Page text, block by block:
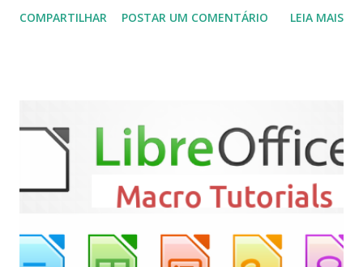
(personal video recorder). A versão final do Kodi 19.5
sudo apt-get install kodi Use o comando a seguir para
instalar codecs de áudio e outros complementos,
executando: $ sudo apt-get install --install-suggests
kodi Para remover, execute: $ sudo apt-get remove
COMPARTILHAR POSTAR UM COMENTÁRIO LEIA MAIS